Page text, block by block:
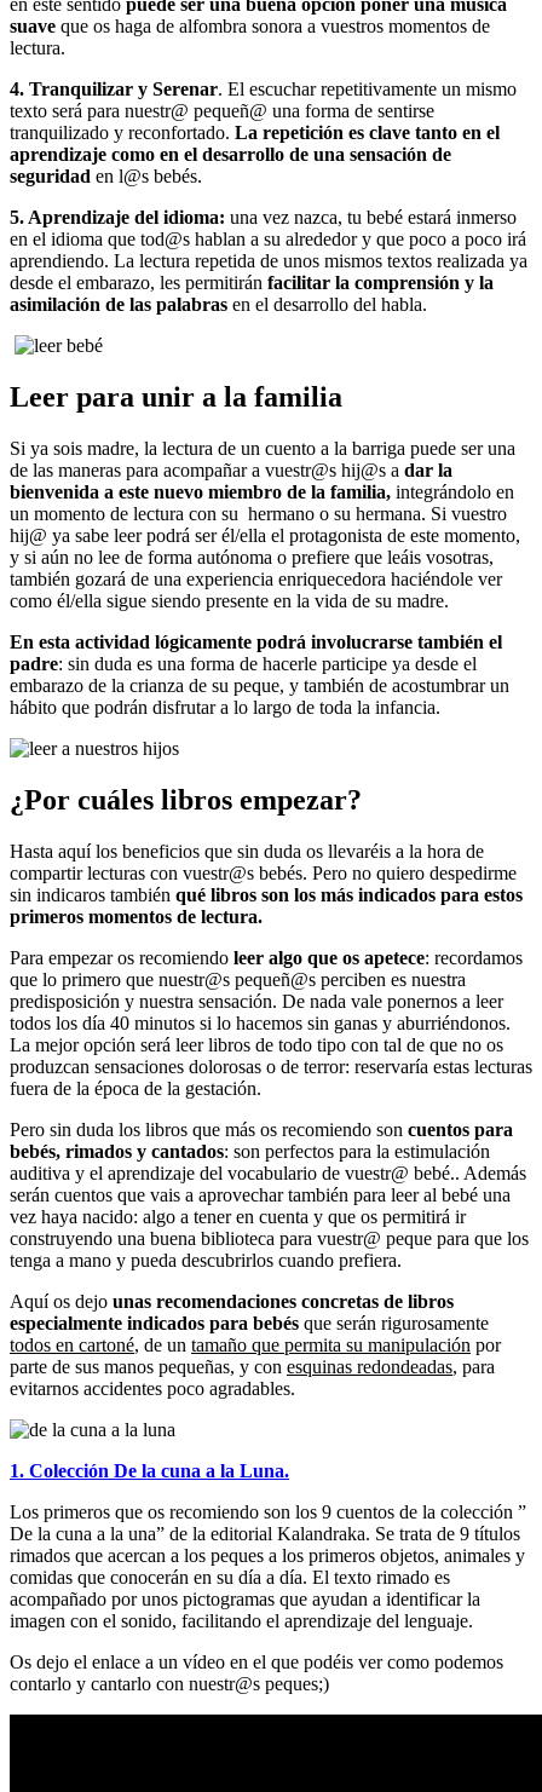
en este sentido puede ser una buena opción poner una música
suave que os haga de alfombra sonora a vuestros momentos de
lectura.
4. Tranquilizar y Serenar. El escuchar repetitivamente un mismo
texto será para nuestr@ pequeñ@ una forma de sentirse
tranquilizado y reconfortado. La repetición es clave tanto en el
aprendizaje como en el desarrollo de una sensación de
seguridad en l@s bebés.
5. Aprendizaje del idioma: una vez nazca, tu bebé estará inmerso
en el idioma que tod@s hablan a su alrededor y que poco a poco irá
aprendiendo. La lectura repetida de unos mismos textos realizada ya
desde el embarazo, les permitirán facilitar la comprensión y la
asimilación de las palabras en el desarrollo del habla.
Leer para unir a la familia
Si ya sois madre, la lectura de un cuento a la barriga puede ser una
de las maneras para acompañar a vuestr@s hij@s a dar la
bienvenida a este nuevo miembro de la familia, integrándolo en
un momento de lectura con su hermano o su hermana. Si vuestro
hij@ ya sabe leer podrá ser él/ella el protagonista de este momento,
y si aún no lee de forma autónoma o prefiere que leáis vosotras,
también gozará de una experiencia enriquecedora haciéndole ver
como él/ella sigue siendo presente en la vida de su madre.
En esta actividad lógicamente podrá involucrarse también el
padre: sin duda es una forma de hacerle participe ya desde el
embarazo de la crianza de su peque, y también de acostumbrar un
hábito que podrán disfrutar a lo largo de toda la infancia.
¿Por cuáles libros empezar?
Hasta aquí los beneficios que sin duda os llevaréis a la hora de
compartir lecturas con vuestr@s bebés. Pero no quiero despedirme
sin indicaros también qué libros son los más indicados para estos
primeros momentos de lectura.
Para empezar os recomiendo leer algo que os apetece: recordamos
que lo primero que nuestr@s pequeñ@s perciben es nuestra
predisposición y nuestra sensación. De nada vale ponernos a leer
todos los día 40 minutos si lo hacemos sin ganas y aburriéndonos.
La mejor opción será leer libros de todo tipo con tal de que no os
produzcan sensaciones dolorosas o de terror: reservaría estas lecturas
fuera de la época de la gestación.
Pero sin duda los libros que más os recomiendo son cuentos para
bebés, rimados y cantados: son perfectos para la estimulación
auditiva y el aprendizaje del vocabulario de vuestr@ bebé.. Además
serán cuentos que vais a aprovechar también para leer al bebé una
vez haya nacido: algo a tener en cuenta y que os permitirá ir
construyendo una buena biblioteca para vuestr@ peque para que los
tenga a mano y pueda descubrirlos cuando prefiera.
Aquí os dejo unas recomendaciones concretas de libros
especialmente indicados para bebés que serán rigurosamente
todos en cartoné, de un tamaño que permita su manipulación por
parte de sus manos pequeñas, y con esquinas redondeadas, para
evitarnos accidentes poco agradables.
1. Colección De la cuna a la Luna.
Los primeros que os recomiendo son los 9 cuentos de la colección ”
De la cuna a la una” de la editorial Kalandraka. Se trata de 9 títulos
rimados que acercan a los peques a los primeros objetos, animales y
comidas que conocerán en su día a día. El texto rimado es
acompañado por unos pictogramas que ayudan a identificar la
imagen con el sonido, facilitando el aprendizaje del lenguaje.
Os dejo el enlace a un vídeo en el que podéis ver como podemos
contarlo y cantarlo con nuestr@s peques;)